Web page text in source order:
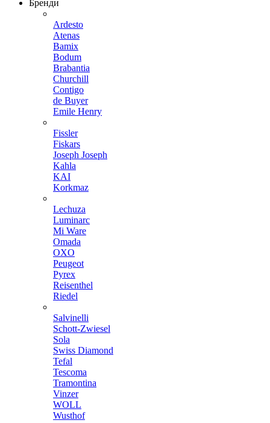
Бренди
Ardesto
Atenas
Bamix
Bodum
Brabantia
Churchill
Contigo
de Buyer
Emile Henry
Fissler
Fiskars
Joseph Joseph
Kahla
KAI
Korkmaz
Lechuza
Luminarc
Mi Ware
Omada
OXO
Peugeot
Pyrex
Reisenthel
Riedel
Salvinelli
Schott-Zwiesel
Sola
Swiss Diamond
Tefal
Tescoma
Tramontina
Vinzer
WOLL
Wusthof